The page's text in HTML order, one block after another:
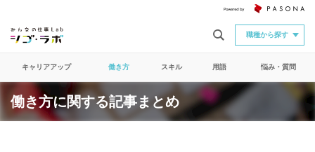
職種から探す
キャリアアップ 働き方 スキル 用語 悩み・質問
働き方に関する記事まとめ